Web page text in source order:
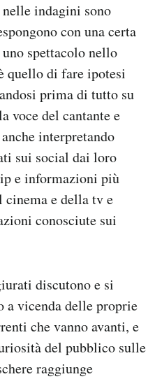
indagini sono
con una certa
spettacolo nello
quello di fare ipotesi
prima di tutto su
voce del cantante e
interpretando
sui social dai loro
e informazioni più
cinema e della tv e
conosciute sui
discutono e si
a vicenda delle proprie
che vanno avanti, e
del pubblico sulle
raggiunge